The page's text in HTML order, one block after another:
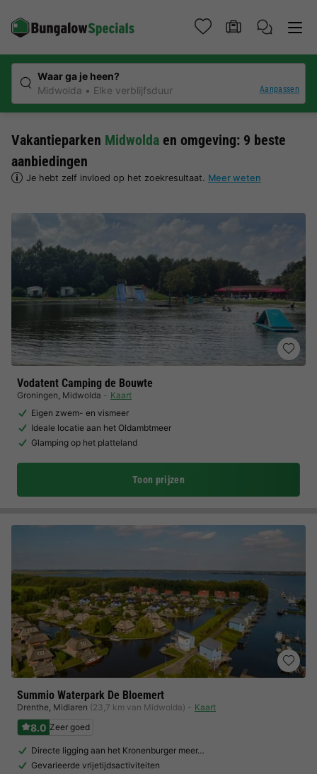
Waar ga je heen?
Midwolda
Elke verblijfsduur Aanpassen
Vakantieparken Midwolda en omgeving: 9 beste
aanbiedingen
Je hebt zelf invloed op het zoekresultaat. Meer weten
Vodatent Camping de Bouwte
Groningen, Midwolda
Kaart
Eigen zwem- en vismeer
Ideale locatie aan het Oldambtmeer
Glamping op het platteland
Toon prijzen
Summio Waterpark De Bloemert
Drenthe, Midlaren (23,7 km van Midwolda) Kaart
8.0 Zeer goed
Directe ligging aan het Kronenburger meer…
Gevarieerde vrijetijdsactiviteiten